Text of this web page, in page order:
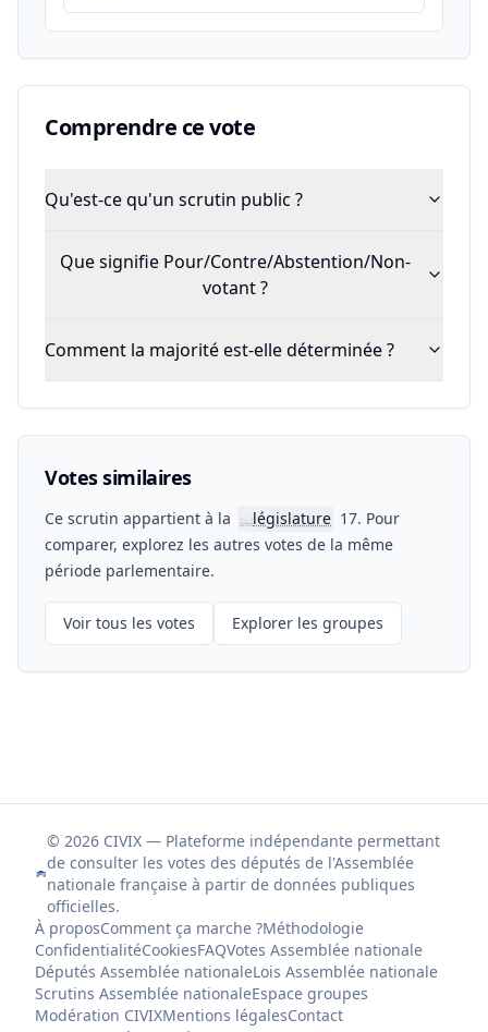
Comprendre ce vote
Qu'est-ce qu'un scrutin public ?
Que signifie Pour/Contre/Abstention/Non-
votant ?
Comment la majorité est-elle déterminée ?
Votes similaires
Ce scrutin appartient à la 📖législature 17. Pour
comparer, explorez les autres votes de la même
période parlementaire.
Voir tous les votes Explorer les groupes
© 2026 CIVIX — Plateforme indépendante permettant
de consulter les votes des députés de l'Assemblée
nationale française à partir de données publiques
officielles.
À proposComment ça marche ?Méthodologie
ConfidentialitéCookiesFAQVotes Assemblée nationale
Députés Assemblée nationaleLois Assemblée nationale
Scrutins Assemblée nationaleEspace groupes
Modération CIVIXMentions légalesContact